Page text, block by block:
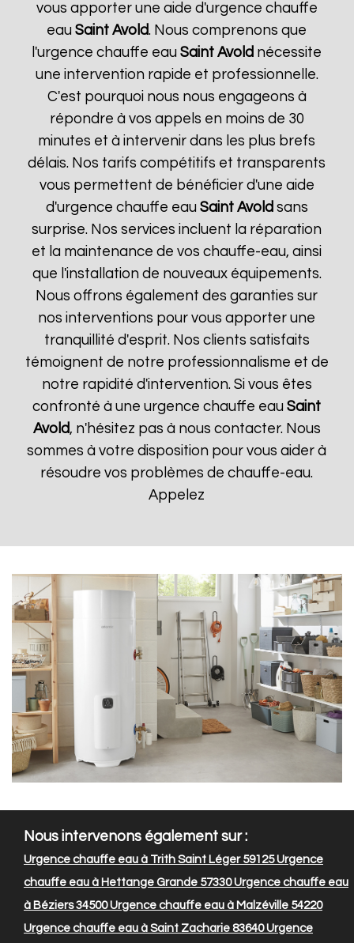
vous apporter une aide d'urgence chauffe
eauSaint Avold. Nous comprenons que
l'urgence chauffe eauSaint Avold nécessite
une intervention rapide et professionnelle.
C'est pourquoi nous nous engageons à
répondre à vos appels en moins de 30
minutes et à intervenir dans les plus brefs
délais. Nos tarifs compétitifs et transparents
vous permettent de bénéficier d'une aide
d'urgence chauffe eau Saint Avold sans
surprise. Nos services incluent la réparation
et la maintenance de vos chauffe-eau, ainsi
que l'installation de nouveaux équipements.
Nous offrons également des garanties sur
nos interventions pour vous apporter une
tranquillité d'esprit. Nos clients satisfaits
témoignent de notre professionnalisme et de
notre rapidité d'intervention. Si vous êtes
confronté à une urgence chauffe eauSaint
Avold, n'hésitez pas à nous contacter. Nous
sommes à votre disposition pour vous aider à
résoudre vos problèmes de chauffe-eau.
Appelez
Nous intervenons également sur :
Urgence chauffe eau à Trith Saint Léger 59125Urgence
chauffe eau à Hettange Grande 57330Urgence chauffe eau
à Béziers 34500Urgence chauffe eau à Malzéville 54220
Urgence chauffe eau à Saint Zacharie 83640Urgence